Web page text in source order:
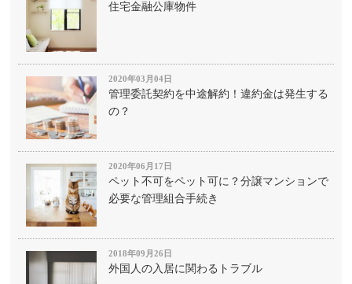
住宅金融公庫物件
2020年03月04日
管理委託契約を中途解約！違約金は発生する
の？
2020年06月17日
ペット不可をペット可に？分譲マンションで
必要な管理組合手続き
2018年09月26日
外国人の入居に関わるトラブル